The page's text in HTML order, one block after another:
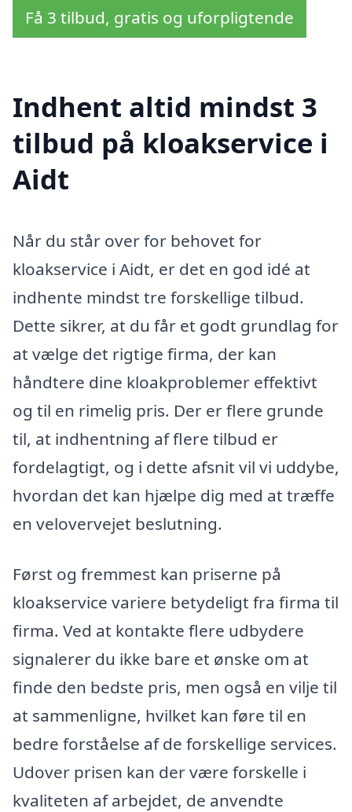
Få 3 tilbud, gratis og uforpligtende
Indhent altid mindst 3
tilbud på kloakservice i
Aidt
Når du står over for behovet for
kloakservice i Aidt, er det en god idé at
indhente mindst tre forskellige tilbud.
Dette sikrer, at du får et godt grundlag for
at vælge det rigtige firma, der kan
håndtere dine kloakproblemer effektivt
og til en rimelig pris. Der er flere grunde
til, at indhentning af flere tilbud er
fordelagtigt, og i dette afsnit vil vi uddybe,
hvordan det kan hjælpe dig med at træffe
en velovervejet beslutning.
Først og fremmest kan priserne på
kloakservice variere betydeligt fra firma til
firma. Ved at kontakte flere udbydere
signalerer du ikke bare et ønske om at
finde den bedste pris, men også en vilje til
at sammenligne, hvilket kan føre til en
bedre forståelse af de forskellige services.
Udover prisen kan der være forskelle i
kvaliteten af arbejdet, de anvendte